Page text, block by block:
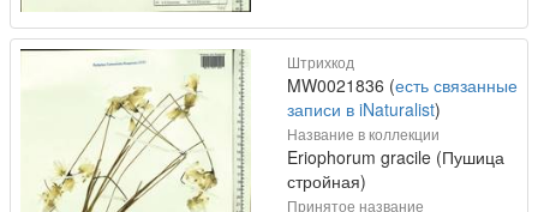
Штрихкод
MW0021836 (есть связанные
записи в iNaturalist)
Название в коллекции
Eriophorum gracile (Пушица
стройная)
Принятое название